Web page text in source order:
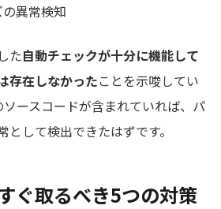
異常検知
た自動チェックが十分に機能して
存在しなかったことを示唆してい
ースコードが含まれていれば、パ
として検出できたはずです。
ぐ取るべき5つの対策